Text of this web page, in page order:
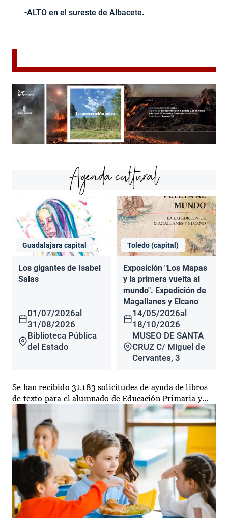
-ALTO en el sureste de Albacete.
Agenda cultural
Guadalajara capital
Los gigantes de Isabel
Salas
01/07/2026al
31/08/2026
Biblioteca Pública
del Estado
Toledo (capital)
Exposición "Los Mapas
y la primera vuelta al
mundo". Expedición de
Magallanes y Elcano
14/05/2026al
18/10/2026
MUSEO DE SANTA
CRUZ C/ Miguel de
Cervantes, 3
Se han recibido 31.183 solicitudes de ayuda de libros
de texto para el alumnado de Educación Primaria y...